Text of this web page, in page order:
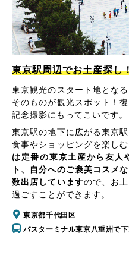
東京駅周辺でお土産探し
東京観光のスタート地とな
そのものが観光スポット！
記念撮影にもってこいです。
東京駅の地下に広がる東京
食事やショッピングを楽し
は定番の東京土産から友人
ト、自分へのご褒美コスメ
数出店していますので、お
過ごすことができます。
東京都千代田区
バスターミナル東京八重洲で